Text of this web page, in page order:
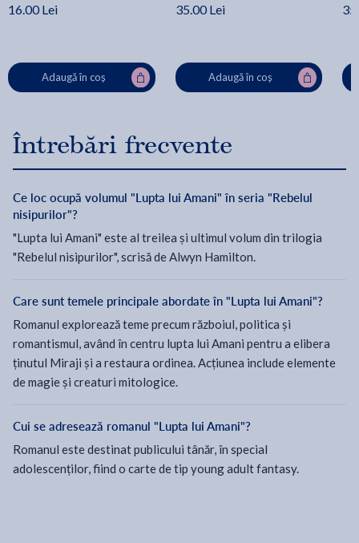
16.00 Lei
Adaugă în coș
35.00 Lei
Adaugă în coș
Întrebări frecvente
Ce loc ocupă volumul "Lupta lui Amani" în seria "Rebelul
nisipurilor"?
"Lupta lui Amani" este al treilea și ultimul volum din trilogia
"Rebelul nisipurilor", scrisă de Alwyn Hamilton.
Care sunt temele principale abordate în "Lupta lui Amani"?
Romanul explorează teme precum războiul, politica și
romantismul, având în centru lupta lui Amani pentru a elibera
ținutul Miraji și a restaura ordinea. Acțiunea include elemente
de magie și creaturi mitologice.
Cui se adresează romanul "Lupta lui Amani"?
Romanul este destinat publicului tânăr, în special
adolescenților, fiind o carte de tip young adult fantasy.